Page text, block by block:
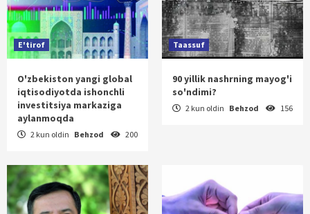
E'tirof
O'zbekiston yangi global
iqtisodiyotda ishonchli
investitsiya markaziga
aylanmoqda
2 kun oldin Behzod 200
Taassuf
90 yillik nashrning mayog'i
so'ndimi?
2 kun oldin Behzod 156